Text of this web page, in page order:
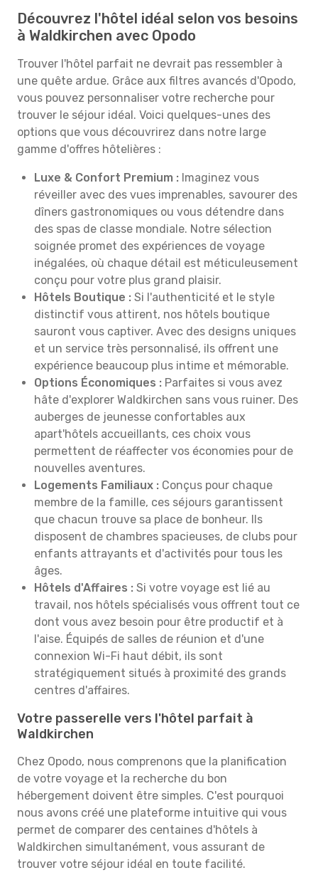
Découvrez l'hôtel idéal selon vos besoins
à Waldkirchen avec Opodo
Trouver l'hôtel parfait ne devrait pas ressembler à
une quête ardue. Grâce aux filtres avancés d'Opodo,
vous pouvez personnaliser votre recherche pour
trouver le séjour idéal. Voici quelques-unes des
options que vous découvrirez dans notre large
gamme d'offres hôtelières :
Luxe & Confort Premium : Imaginez vous
réveiller avec des vues imprenables, savourer des
dîners gastronomiques ou vous détendre dans
des spas de classe mondiale. Notre sélection
soignée promet des expériences de voyage
inégalées, où chaque détail est méticuleusement
conçu pour votre plus grand plaisir.
Hôtels Boutique : Si l'authenticité et le style
distinctif vous attirent, nos hôtels boutique
sauront vous captiver. Avec des designs uniques
et un service très personnalisé, ils offrent une
expérience beaucoup plus intime et mémorable.
Options Économiques : Parfaites si vous avez
hâte d'explorer Waldkirchen sans vous ruiner. Des
auberges de jeunesse confortables aux
apart'hôtels accueillants, ces choix vous
permettent de réaffecter vos économies pour de
nouvelles aventures.
Logements Familiaux : Conçus pour chaque
membre de la famille, ces séjours garantissent
que chacun trouve sa place de bonheur. Ils
disposent de chambres spacieuses, de clubs pour
enfants attrayants et d'activités pour tous les
âges.
Hôtels d'Affaires : Si votre voyage est lié au
travail, nos hôtels spécialisés vous offrent tout ce
dont vous avez besoin pour être productif et à
l'aise. Équipés de salles de réunion et d'une
connexion Wi-Fi haut débit, ils sont
stratégiquement situés à proximité des grands
centres d'affaires.
Votre passerelle vers l'hôtel parfait à
Waldkirchen
Chez Opodo, nous comprenons que la planification
de votre voyage et la recherche du bon
hébergement doivent être simples. C'est pourquoi
nous avons créé une plateforme intuitive qui vous
permet de comparer des centaines d'hôtels à
Waldkirchen simultanément, vous assurant de
trouver votre séjour idéal en toute facilité.